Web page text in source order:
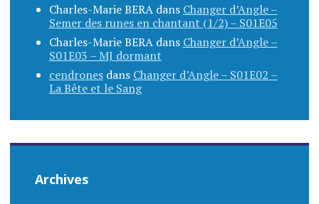
Charles-Marie BERAdans Changer d’Angle –
Semer des runes en chantant (1/2) – S01E05
Charles-Marie BERAdans Changer d’Angle –
S01E03 – MJ dormant
cendronesdans Changer d’Angle – S01E02 –
La Bête et le Sang
Archives